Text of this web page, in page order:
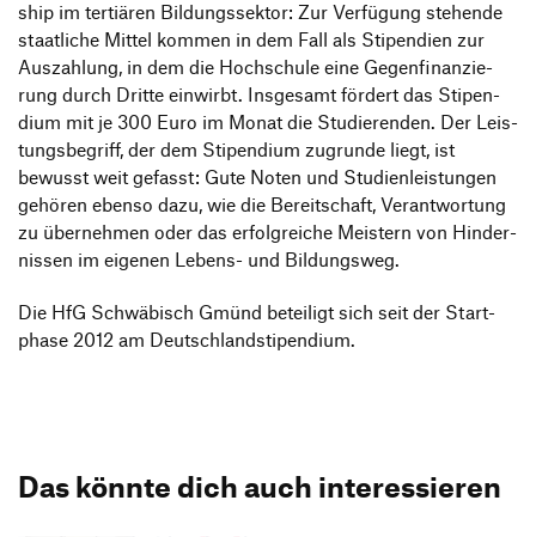
ship im tertiären Bildungs­sektor: Zur Verfü­gung stehende
staat­liche Mittel kommen in dem Fall als Stipen­dien zur
Auszah­lung, in dem die Hoch­schule eine Gegen­fi­nan­zie­
rung durch Dritte einwirbt. Insge­samt fördert das Stipen­
dium mit je 300 Euro im Monat die Studie­renden. Der Leis­
tungs­be­griff, der dem Stipen­dium zugrunde liegt, ist
bewusst weit gefasst: Gute Noten und Studi­en­leis­tungen
gehören ebenso dazu, wie die Bereit­schaft, Verant­wor­tung
zu über­nehmen oder das erfolg­reiche Meis­tern von Hinder­
nissen im eigenen Lebens- und Bildungsweg.
Die HfG Schwä­bisch Gmünd betei­ligt sich seit der Start­
phase 2012 am Deutschlandstipendium.
Das könnte dich auch interessieren